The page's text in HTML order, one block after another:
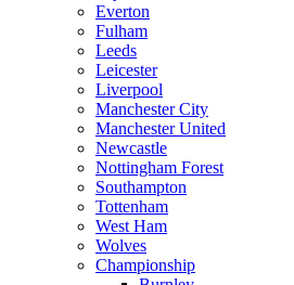
Everton
Fulham
Leeds
Leicester
Liverpool
Manchester City
Manchester United
Newcastle
Nottingham Forest
Southampton
Tottenham
West Ham
Wolves
Championship